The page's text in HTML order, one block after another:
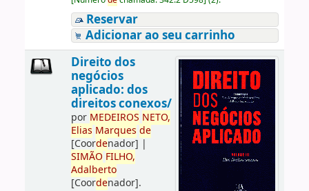
Reservar
Adicionar ao seu carrinho
Direito dos
negócios
aplicado: dos
direitos conexos/
por MEDEIROS NETO,
Elias Marques de
[Coordenador] |
SIMÃO FILHO,
Adalberto
[Coordenador].